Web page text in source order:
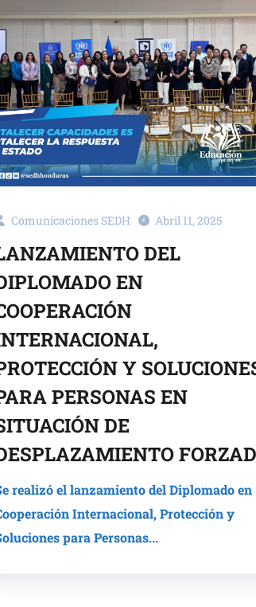
Comunicaciones SEDH Abril 11, 2025
DEL
EN
Y
PERSONAS EN
DE
realizó el lanzamiento del Diplomado en
Internacional, Protección y
para Personas...